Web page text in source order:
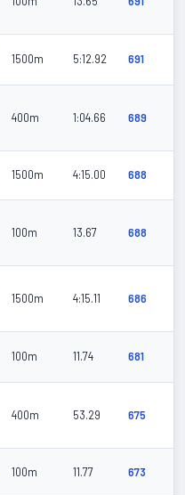
1500m 5:12.92 691
400m 1:04.66 689
1500m 4:15.00 688
100m 13.67 688
1500m 4:15.11 686
100m 11.74 681
400m 53.29 675
100m 11.77 673